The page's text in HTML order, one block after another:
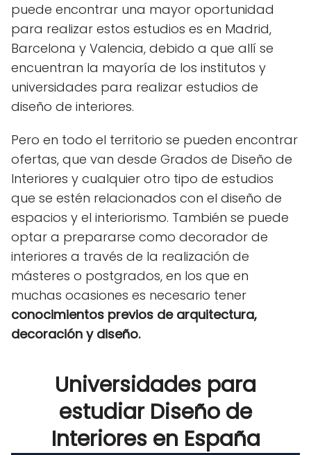
puede encontrar una mayor oportunidad
para realizar estos estudios es en Madrid,
Barcelona y Valencia, debido a que allí se
encuentran la mayoría de los institutos y
universidades para realizar estudios de
diseño de interiores.
Pero en todo el territorio se pueden encontrar
ofertas, que van desde Grados de Diseño de
Interiores y cualquier otro tipo de estudios
que se estén relacionados con el diseño de
espacios y el interiorismo. También se puede
optar a prepararse como decorador de
interiores a través de la realización de
másteres o postgrados, en los que en
muchas ocasiones es necesario tener
conocimientos previos de arquitectura,
decoración y diseño.
Universidades para
estudiar Diseño de
Interiores en España